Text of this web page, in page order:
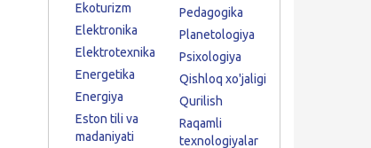
Ekoturizm
Elektronika
Elektrotexnika
Energetika
Energiya
Eston tili va
madaniyati
Pedagogika
Planetologiya
Psixologiya
Qishloq xo'jaligi
Qurilish
Raqamli
texnologiyalar